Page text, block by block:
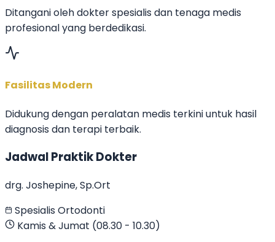
Ditangani oleh dokter spesialis dan tenaga medis
profesional yang berdedikasi.
Fasilitas Modern
Didukung dengan peralatan medis terkini untuk hasil
diagnosis dan terapi terbaik.
Jadwal Praktik Dokter
drg. Joshepine, Sp.Ort
Spesialis Ortodonti
Kamis & Jumat (08.30 - 10.30)